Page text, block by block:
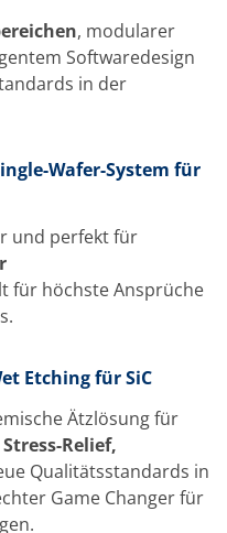
, modularer
Softwaredesign
in der
Wafer-System für
und perfekt für
für höchste Ansprüche
Etching für SiC
Ätzlösung für
Stress-Relief,
Qualitätsstandards in
Game Changer für